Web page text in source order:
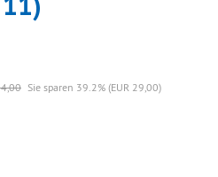
Sie sparen 39.2% (EUR 29,00)